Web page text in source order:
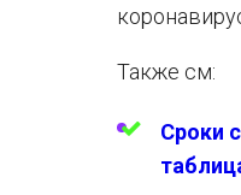
Также см:
Сроки